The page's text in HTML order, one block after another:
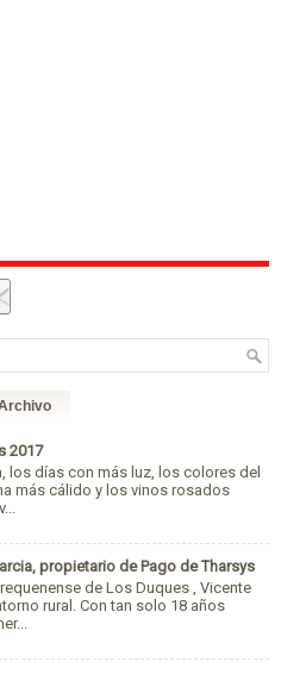
2017
los días con más luz, los colores del
más cálido y los vinos rosados
propietario de Pago de Tharsys
de Los Duques , Vicente
rural. Con tan solo 18 años